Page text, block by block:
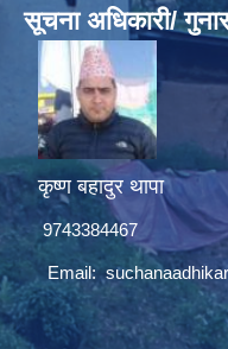
सूचना अधिकारी/
कृष्ण बहादुर थापा
9743384467
Email: